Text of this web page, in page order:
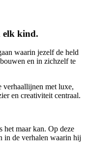
elk kind.
waarin jezelf de held
en in zichzelf te
verhaallijnen met luxe,
en creativiteit centraal.
het maar kan. Op deze
in de verhalen waarin hij